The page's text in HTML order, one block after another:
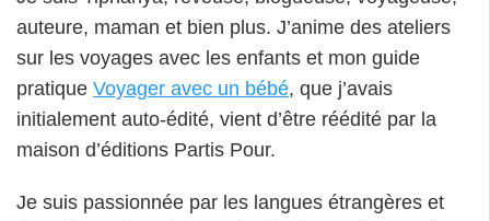
auteure, maman et bien plus. J’anime des ateliers
sur les voyages avec les enfants et mon guide
pratique Voyager avec un bébé, que j’avais
initialement auto-édité, vient d’être réédité par la
maison d’éditions Partis Pour.
Je suis passionnée par les langues étrangères et